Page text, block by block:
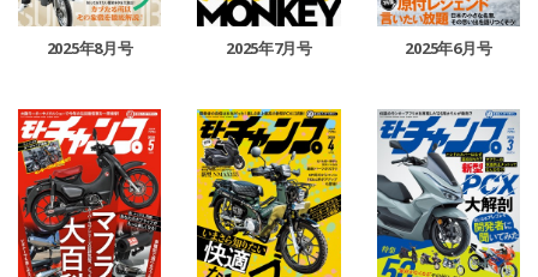
2025年8月号 2025年7月号 2025年6月号